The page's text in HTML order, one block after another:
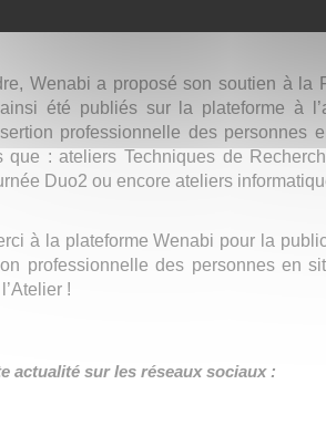
entreprises et en soutenant près de
Wenabi a proposé son soutien à la
été publiés sur la plateforme à
professionnelle des
que : ateliers Techniques de
Duo2 ou encore ateliers
à la plateforme Wenabi pour la
professionnelle des personnes en
!
actualité sur les réseaux sociaux :